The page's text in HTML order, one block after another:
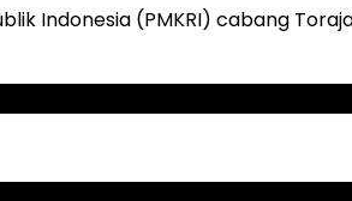
Indonesia (PMKRI) cabang